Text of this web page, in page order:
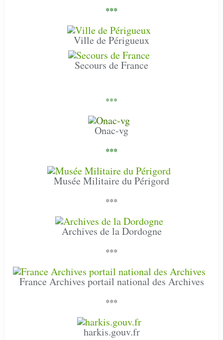
***
Ville de Périgueux
Secours de France
***
Onac-vg
***
Musée Militaire du Périgord
***
Archives de la Dordogne
***
France Archives portail national des Archives
***
harkis.gouv.fr